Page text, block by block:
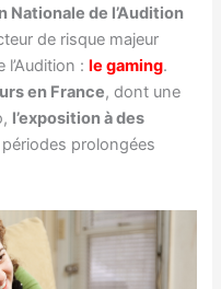
Nationale de l’Audition
de risque majeur
: le gaming.
en France, dont une
l’exposition à des
prolongées